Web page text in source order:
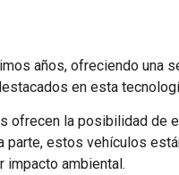
años, ofreciendo una
en esta
ofrecen la posibilidad de
parte, estos vehículos
impacto ambiental.